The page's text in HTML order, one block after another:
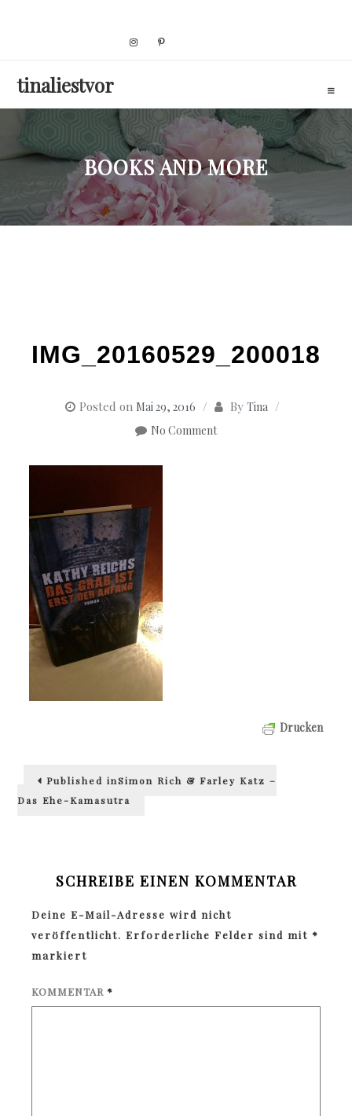
tinaliestvor
BOOKS AND MORE
IMG_20160529_200018
Posted on Mai 29, 2016 By Tina
No Comment
Drucken
Beitragsnavigation
Published inSimon Rich & Farley Katz –
Das Ehe-Kamasutra
SCHREIBE EINEN KOMMENTAR
Deine E-Mail-Adresse wird nicht
veröffentlicht. Erforderliche Felder sind mit *
markiert
KOMMENTAR *